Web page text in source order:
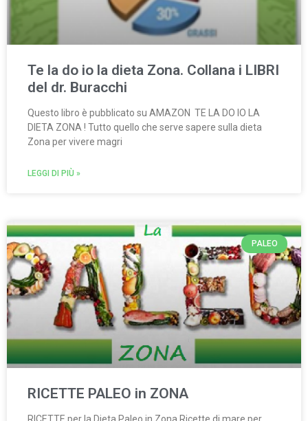
Te la do io la dieta Zona. Collana i LIBRI
del dr. Buracchi
Questo libro è pubblicato su AMAZON TE LA DO IO LA
DIETA ZONA ! Tutto quello che serve sapere sulla dieta
Zona per vivere magri
LEGGI DI PIÙ »
PALEO
RICETTE PALEO in ZONA